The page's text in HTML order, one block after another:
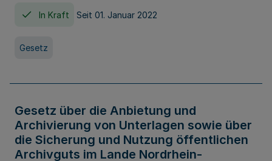
In Kraft Seit 01. Januar 2022
Gesetz
Gesetz über die Anbietung und
Archivierung von Unterlagen sowie über
die Sicherung und Nutzung öffentlichen
Archivguts im Lande Nordrhein-